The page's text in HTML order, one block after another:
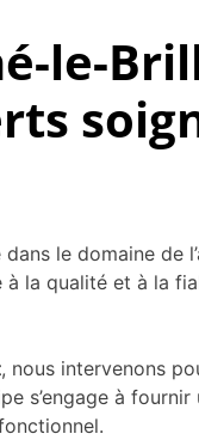
le-
le domaine
la qualité et à la
, nous intervenons
s’engage à